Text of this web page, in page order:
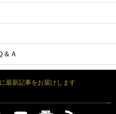
＆Ａ
最新記事をお届けします